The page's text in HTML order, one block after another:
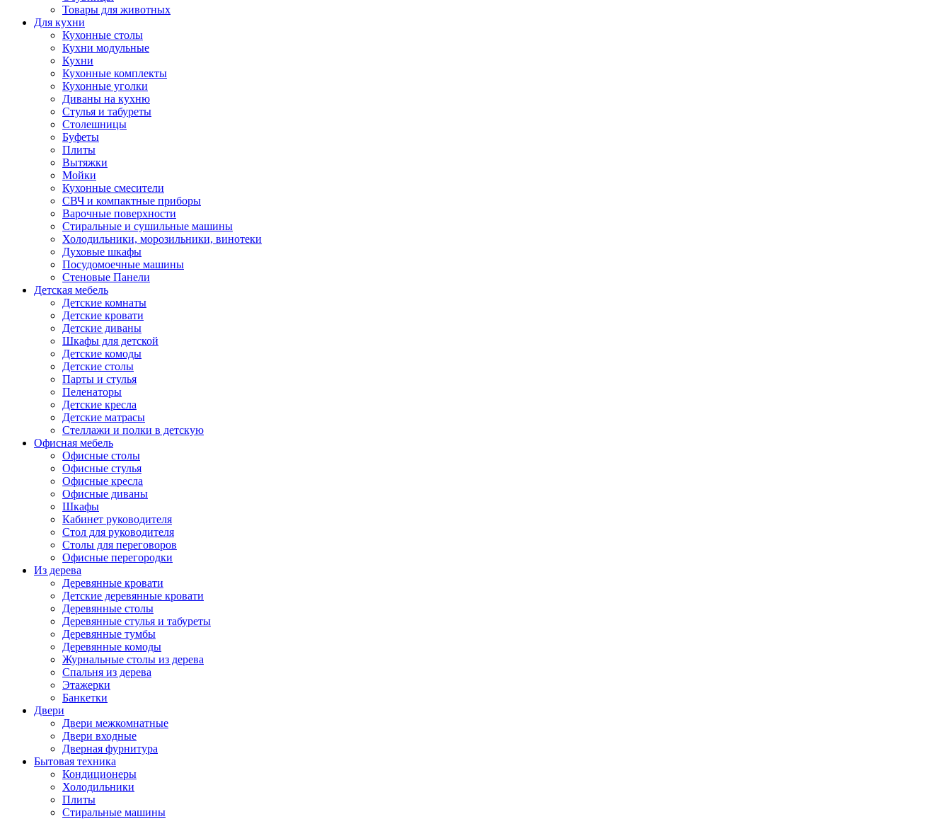
Товары для животных
Для кухни
Кухонные столы
Кухни модульные
Кухни
Кухонные комплекты
Кухонные уголки
Диваны на кухню
Стулья и табуреты
Столешницы
Буфеты
Плиты
Вытяжки
Мойки
Кухонные смесители
СВЧ и компактные приборы
Варочные поверхности
Стиральные и сушильные машины
Холодильники, морозильники, винотеки
Духовые шкафы
Посудомоечные машины
Стеновые Панели
Детская мебель
Детские комнаты
Детские кровати
Детские диваны
Шкафы для детской
Детские комоды
Детские столы
Парты и стулья
Пеленаторы
Детские кресла
Детские матрасы
Стеллажи и полки в детскую
Офисная мебель
Офисные столы
Офисные стулья
Офисные кресла
Офисные диваны
Шкафы
Кабинет руководителя
Стол для руководителя
Столы для переговоров
Офисные перегородки
Из дерева
Деревянные кровати
Детские деревянные кровати
Деревянные столы
Деревянные стулья и табуреты
Деревянные тумбы
Деревянные комоды
Журнальные столы из дерева
Спальня из дерева
Этажерки
Банкетки
Двери
Двери межкомнатные
Двери входные
Дверная фурнитура
Бытовая техника
Кондиционеры
Холодильники
Плиты
Стиральные машины